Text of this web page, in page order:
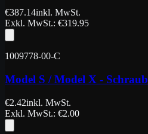
€387.14inkl. MwSt.
Exkl. MwSt.: €319.95
1009778-00-C
Model S / Model X -
€2.42inkl. MwSt.
Exkl. MwSt.: €2.00